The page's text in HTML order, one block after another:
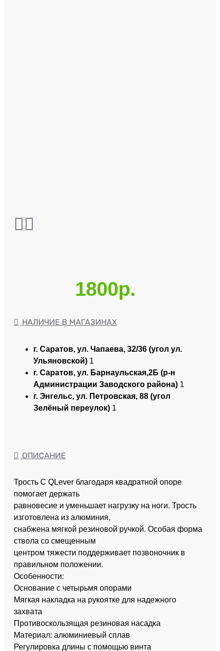
1800р.
НАЛИЧИЕ В МАГАЗИНАХ
г. Саратов, ул. Чапаева, 32/36 (угол ул.
Ульяновской) 1
г. Саратов, ул. Барнаульская,2Б (р-н
Администрации Заводского района) 1
г. Энгельс, ул. Петровская, 88 (угол
Зелёный переулок) 1
ОПИСАНИЕ
Трость C QLever благодаря квадратной опоре
помогает держать
равновесие и уменьшает нагрузку на ноги. Трость
изготовлена из алюминия,
снабжена мягкой резиновой ручкой. Особая форма
ствола со смещенным
центром тяжести поддерживает позвоночник в
правильном положении.
Особенности:
Основание с четырьмя опорами
Мягкая накладка на рукоятке для надежного
захвата
Противоскользящая резиновая насадка
Материал: алюминиевый сплав
Регулировка длины с помощью винта